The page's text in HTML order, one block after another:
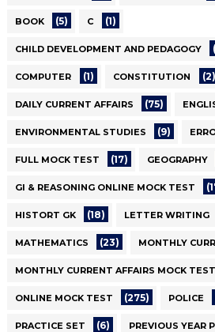
BOOK (5) C (1)
CHILD DEVELOPMENT AND PEDAGOGY
COMPUTER (1) CONSTITUTION (2)
DAILY CURRENT AFFAIRS (75)
ENVIRONMENTAL STUDIES (9)
FULL MOCK TEST (17) GEOGRAPHY
GI & REASONING ONLINE MOCK TEST
HISTORT GK (18) LETTER WRITING
MATHEMATICS (23) MONTHLY
MONTHLY CURRENT AFFAIRS MOCK TEST
ONLINE MOCK TEST (275) POLICE
PRACTICE SET (6) PREVIOUS YEAR